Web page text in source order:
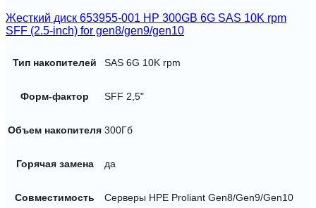
Жесткий диск 653955-001 HP 300GB 6G SAS 10K rpm
SFF (2.5-inch) for gen8/gen9/gen10
Тип накопителей SAS 6G 10K rpm
Форм-фактор SFF 2,5"
Объем накопителя 300Гб
Горячая замена да
Совместимость Серверы HPE Proliant Gen8/Gen9/Gen10